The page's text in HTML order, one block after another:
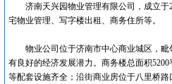
济南天兴园物业管理有限公司，成立于
宅物业管理、写字楼出租、商务住所等。
物业公司位于济南市中心商业城区，毗
有良好的经济发展潜力。商务楼总面积
等配套设施齐全；沿街商业房位于八里桥